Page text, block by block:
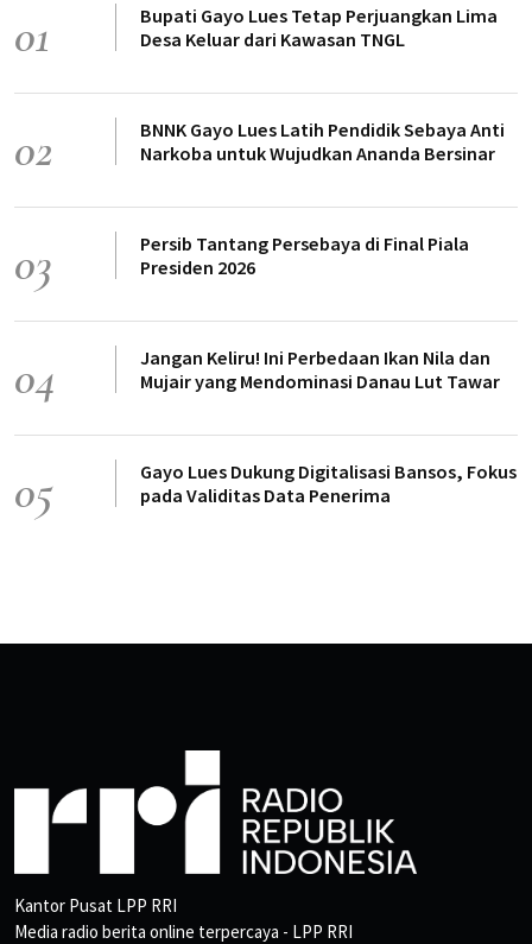
01
Bupati Gayo Lues Tetap Perjuangkan Lima
Desa Keluar dari Kawasan TNGL
02
BNNK Gayo Lues Latih Pendidik Sebaya Anti
Narkoba untuk Wujudkan Ananda Bersinar
03
Persib Tantang Persebaya di Final Piala
Presiden 2026
04
Jangan Keliru! Ini Perbedaan Ikan Nila dan
Mujair yang Mendominasi Danau Lut Tawar
05
Gayo Lues Dukung Digitalisasi Bansos, Fokus
pada Validitas Data Penerima
Kantor Pusat LPP RRI
Media radio berita online terpercaya - LPP RRI